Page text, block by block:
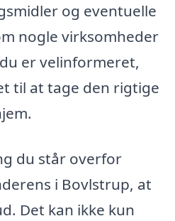
og eventuelle
nogle virksomheder
er velinformeret,
til at tage den rigtige
du står overfor
i Bovlstrup, at
Det kan ikke kun